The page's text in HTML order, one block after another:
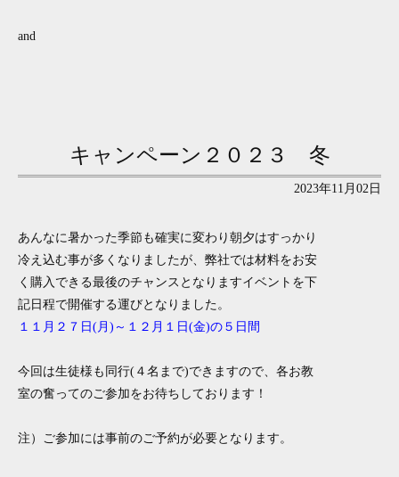
and
キャンペーン２０２３ 冬
2023年11月02日
あんなに暑かった季節も確実に変わり朝夕はすっかり
冷え込む事が多くなりましたが、弊社では材料をお安
く購入できる最後のチャンスとなりますイベントを下
記日程で開催する運びとなりました。
１１月２７日(月)～１２月１日(金)の５日間
今回は生徒様も同行(４名まで)できますので、各お教
室の奮ってのご参加をお待ちしております！
注）ご参加には事前のご予約が必要となります。